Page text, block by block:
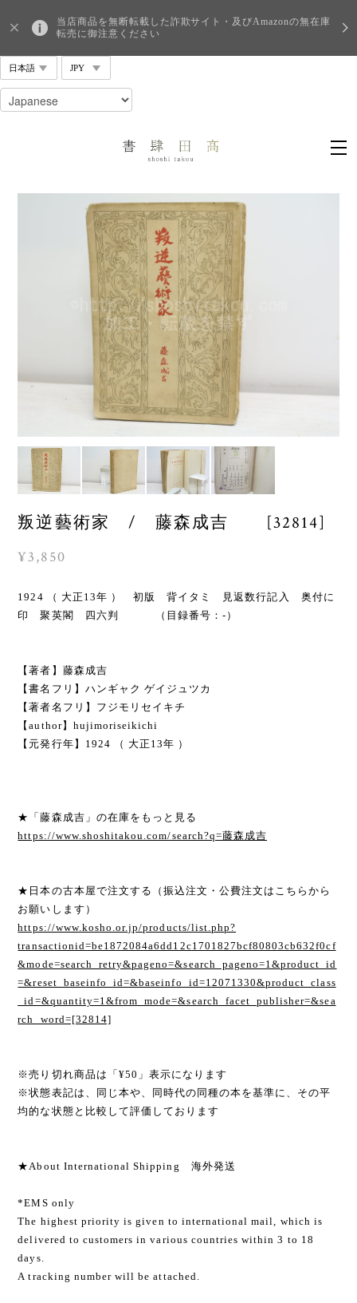
当店商品を無断転載した詐欺サイト・及びAmazonの無在庫
転売に御注意ください
叛逆藝術家 / 藤森成吉 [32814]
¥3,850
1924 （ 大正13年 ） 初版 背イタミ 見返数行記入 奥付に
印 聚英閣 四六判 （目録番号：-）
【著者】藤森成吉
【書名フリ】ハンギャク ゲイジュツカ
【著者名フリ】フジモリセイキチ
【author】hujimoriseikichi
【元発行年】1924 （ 大正13年 ）
★「藤森成吉」の在庫をもっと見る
https://www.shoshitakou.com/search?q=藤森成吉
★日本の古本屋で注文する（振込注文・公費注文はこちらから
お願いします）
https://www.kosho.or.jp/products/list.php?
transactionid=be1872084a6dd12c1701827bcf80803cb632f0cf
&mode=search_retry&pageno=&search_pageno=1&product_id
=&reset_baseinfo_id=&baseinfo_id=12071330&product_class
_id=&quantity=1&from_mode=&search_facet_publisher=&sea
rch_word=[32814]
※売り切れ商品は「¥50」表示になります
※状態表記は、同じ本や、同時代の同種の本を基準に、その平
均的な状態と比較して評価しております
★About International Shipping 海外発送
*EMS only
The highest priority is given to international mail, which is
delivered to customers in various countries within 3 to 18
days.
A tracking number will be attached.